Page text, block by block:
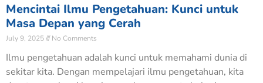
Mencintai Ilmu Pengetahuan: Kunci untuk
Masa Depan yang Cerah
July 9, 2025 No Comments
Ilmu pengetahuan adalah kunci untuk memahami dunia di
sekitar kita. Dengan mempelajari ilmu pengetahuan, kita